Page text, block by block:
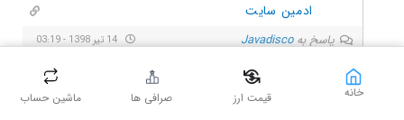
ادمین سایت
پاسخ بهJavadisco
با سلام
در حال حاضر این سه نوع عرضه شدند و قابل بهره برداری هستند.خانه قیمت ارز صرافی ها ماشین حساب